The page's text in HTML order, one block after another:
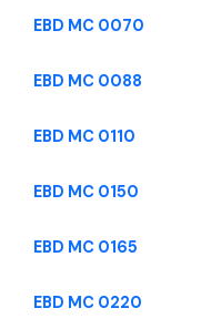
EBD MC 0070
EBD MC 0088
EBD MC 0110
EBD MC 0150
EBD MC 0165
EBD MC 0220